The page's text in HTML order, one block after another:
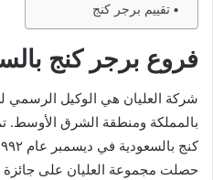
تقييم برجر كنج
فروع برجر كنج
شركة العليان هي الوكيل
بالمملكة ومنطقة الشرق الأوسط.
حصلت مجموعة العليان على جائزة